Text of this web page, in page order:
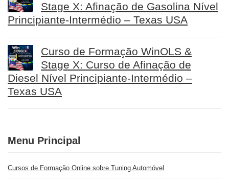
Stage X: Afinação de Gasolina Nível
Principiante-Intermédio – Texas USA
Curso de Formação WinOLS &
Stage X: Curso de Afinação de
Diesel Nível Principiante-Intermédio –
Texas USA
Menu Principal
Cursos de Formação Online sobre Tuning Automóvel